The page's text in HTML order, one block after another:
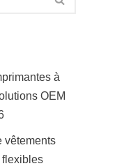
à
OEM
vêtements
flexibles